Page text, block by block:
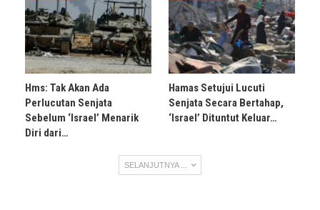
Hms: Tak Akan Ada
Perlucutan Senjata
Sebelum ‘Israel’ Menarik
Diri dari…
Hamas Setujui Lucuti
Senjata Secara Bertahap,
‘Israel’ Dituntut Keluar…
SELANJUTNYA ...